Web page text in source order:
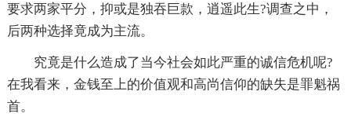
要求两家平分，抑或是独吞巨款，逍遥此生?调查之中，
后两种选择竟成为主流。
究竟是什么造成了当今社会如此严重的诚信危机呢?
在我看来，金钱至上的价值观和高尚信仰的缺失是罪魁祸
首。